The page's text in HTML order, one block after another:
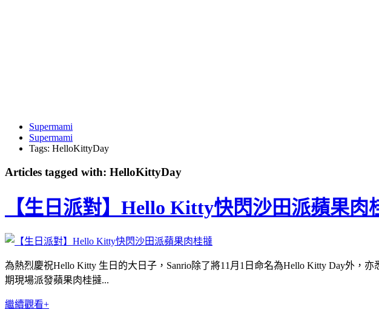
Supermami
Supermami
Tags: HelloKittyDay
Articles tagged with: HelloKittyDay
【生日派對】Hello Kitty快閃沙田派蘋果肉
為熱烈慶祝Hello Kitty 生日的大日子，Sanrio除了將11月1日命名為Hello Kitty Day外，
期現場派發蘋果肉桂撻...
繼續觀看+